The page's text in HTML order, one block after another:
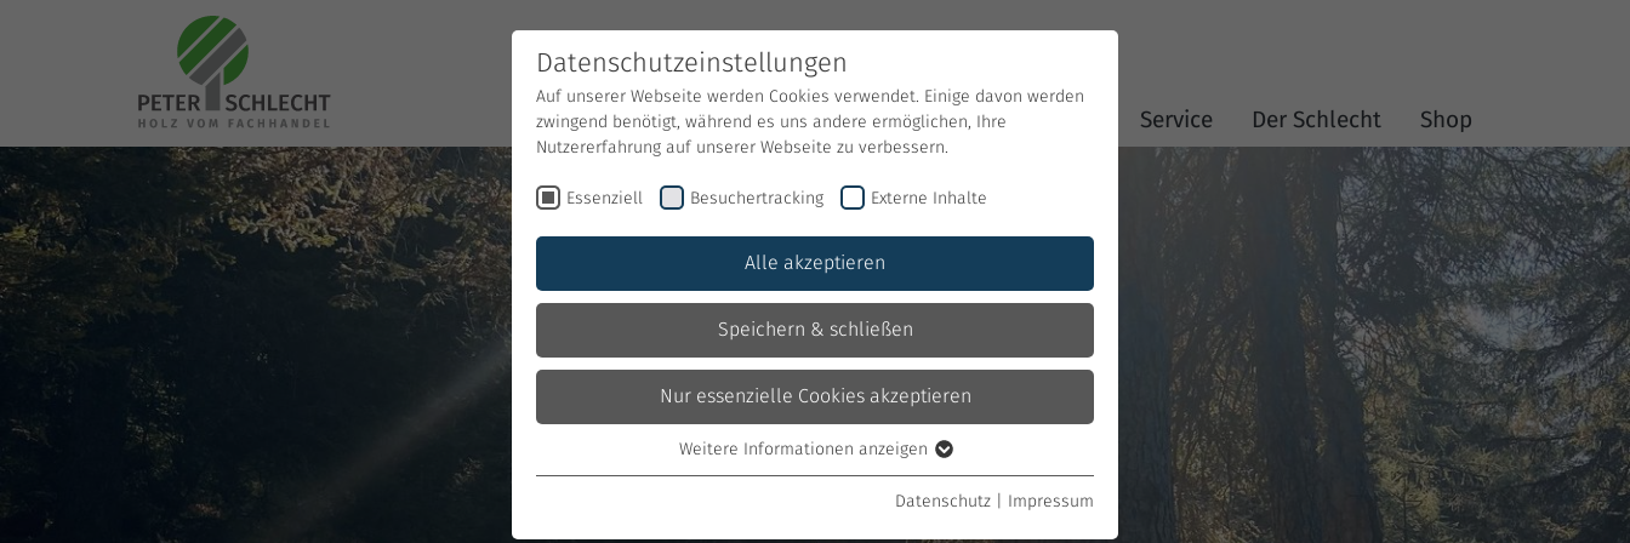
Bauen Wohnen Service Der Schlecht Shop
Datenschutzeinstellungen
Auf unserer Webseite werden Cookies verwendet. Einige davon werden
zwingend benötigt, während es uns andere ermöglichen, Ihre
Nutzererfahrung auf unserer Webseite zu verbessern.
Essenziell Besuchertracking Externe Inhalte
Alle akzeptieren
Speichern & schließen
Nur essenzielle Cookies akzeptieren
Essenzielle Cookies werden für grundlegende Funktionen der
Weitere Informationen anzeigen
Datenschutz Impressum